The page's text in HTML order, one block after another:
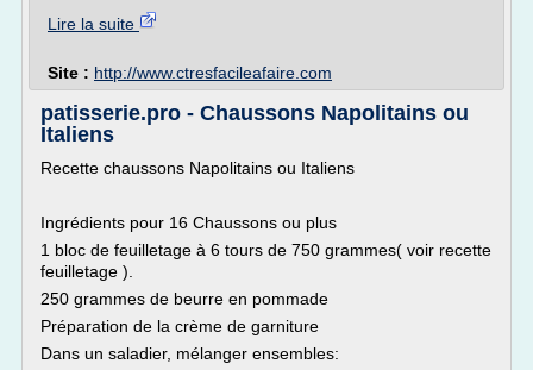
Lire la suite
Site : http://www.ctresfacileafaire.com
patisserie.pro - Chaussons Napolitains ou
Italiens
Recette chaussons Napolitains ou Italiens
Ingrédients pour 16 Chaussons ou plus
1 bloc de feuilletage à 6 tours de 750 grammes( voir recette
feuilletage ).
250 grammes de beurre en pommade
Préparation de la crème de garniture
Dans un saladier, mélanger ensembles: